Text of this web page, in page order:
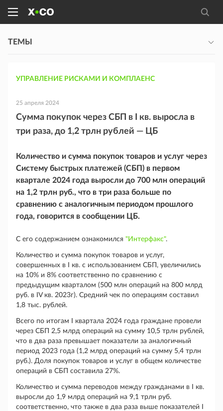
ТЕМЫ
УПРАВЛЕНИЕ РИСКАМИ И КОМПЛАЕНС
25 апреля 2024
Сумма покупок через СБП в I кв. выросла в
три раза, до 1,2 трлн рублей — ЦБ
Количество и сумма покупок товаров и услуг через
Систему быстрых платежей (СБП) в первом
квартале 2024 года выросли до 700 млн операций
на 1,2 трлн руб., что в три раза больше по
сравнению с аналогичным периодом прошлого
года, говорится в сообщении ЦБ.
С его содержанием ознакомился "Интерфакс".
Количество и сумма покупок товаров и услуг,
совершенных в I кв. с использованием СБП, увеличились
на 10% и 8% соответственно по сравнению с
предыдущим кварталом (500 млн операций на 800 млрд
руб. в IV кв. 2023г). Средний чек по операциям составил
1,8 тыс. рублей.
Всего по итогам I квартала 2024 года граждане провели
через СБП 2,5 млрд операций на сумму 10,5 трлн рублей,
что в два раза превышает показатели за аналогичный
период 2023 года (1,2 млрд операций на сумму 5,4 трлн
руб.). Доля покупок товаров и услуг в общем количестве
операций в СБП составила 27%.
Количество и сумма переводов между гражданами в I кв.
выросли до 1,9 млрд операций на 9,1 трлн руб.
соответственно, что также в два раза выше показателей I